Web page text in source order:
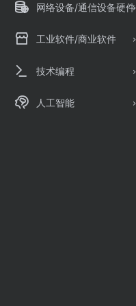
网络设备/通信设备硬件
工业软件/商业软件
技术编程
人工智能